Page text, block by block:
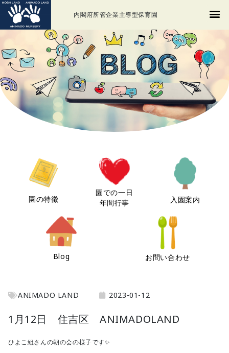
内閣府所管企業主導型保育園
園の特徴
園での一日
年間行事
入園案内
Blog お問い合わせ
ANIMADO LAND 2023-01-12
1月12日 住吉区 ANIMADOLAND
ひよこ組さんの朝の会の様子です✨